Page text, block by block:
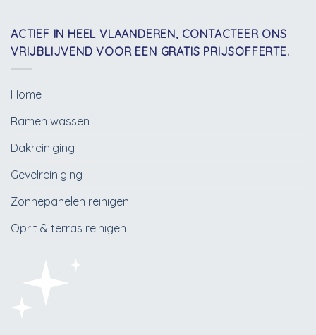
ACTIEF IN HEEL VLAANDEREN, CONTACTEER ONS
VRIJBLIJVEND VOOR EEN GRATIS PRIJSOFFERTE.
Home
Ramen wassen
Dakreiniging
Gevelreiniging
Zonnepanelen reinigen
Oprit & terras reinigen